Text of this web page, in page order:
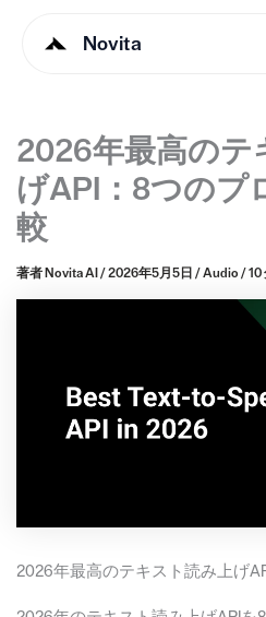
Novita
2026年最高のテ
げAPI：8つのプ
較
著者 Novita AI / 2026年5月5日 / Audio / 10
2026年最高のテキスト読み上げ